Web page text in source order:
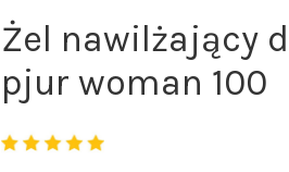
Żel nawilżający
pjur woman 100